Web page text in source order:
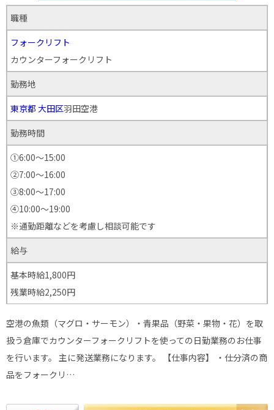
職種
フォークリフト
カウンターフォークリフト
勤務地
東京都 大田区羽田空港
勤務時間
①6:00～15:00
②7:00～16:00
③8:00～17:00
④10:00〜19:00
※通勤距離などを考慮し相談可能です
給与
基本時給1,800円
残業時給2,250円
空港の魚類（マグロ・サーモン）・青果品（野菜・果物・花）を取
扱う倉庫でカウンターフォークリフトを使っての日勤業務のお仕事
を行います。 主に発送業務になります。 【仕事内容】 ・仕分済の商
品をフォークリ…